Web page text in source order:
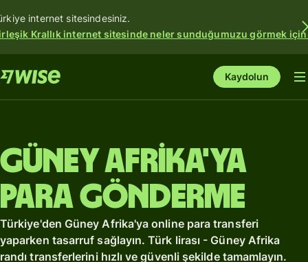
internet sitesindesiniz.
Krallık internet sitesinde neler sunduğumuzu görmek için
Kaydolun
Güney Afrika'ya
para gönderme
Türkiye'den Güney Afrika'ya online para transferi
yaparken tasarruf sağlayın. Türk lirası - Güney Afrika
randı transferlerini hızlı ve güvenli şekilde tamamlayın.